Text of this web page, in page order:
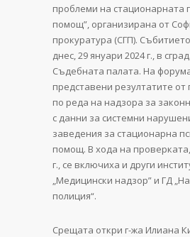
проблеми на стационарната
помощ”, организирана от
прокуратура (СГП).
днес, 29 януари 2024 г., в
Съдебната палата. На
представени резултатите
по реда на надзора за
с данни за системни
заведения за стационарна
помощ. В хода на
г., се включиха и други
„Медицински надзор” и ГД
полиция“.
Срещата откри г-жа Илиана